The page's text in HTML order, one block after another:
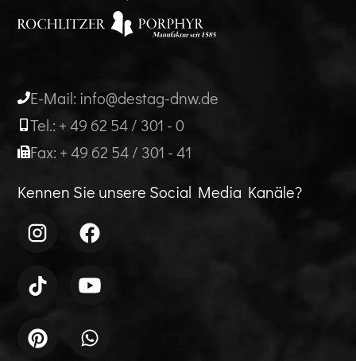
E-Mail: info@destag-dnw.de
Tel.: + 49 62 54 / 301 - 0
Fax: + 49 62 54 / 301 - 41
Kennen Sie unsere Social Media Kanäle?